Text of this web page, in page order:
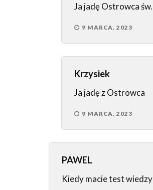
Ja jadę Ostrowca św.
9 MARCA, 2023
Krzysiek
Ja jadę z Ostrowca
9 MARCA, 2023
PAWEL
Kiedy macie test wiedzy